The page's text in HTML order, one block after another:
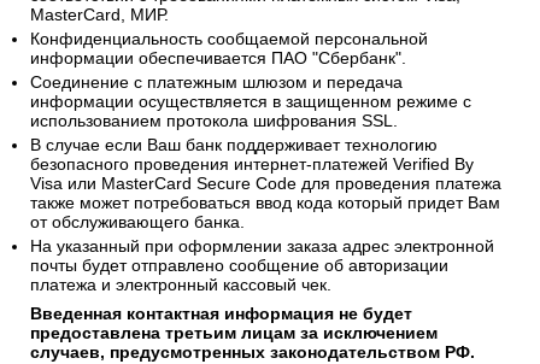
MasterCard, МИР.
Конфиденциальность сообщаемой персональной
информации обеспечивается ПАО "Сбербанк".
Соединение с платежным шлюзом и передача
информации осуществляется в защищенном режиме с
использованием протокола шифрования SSL.
В случае если Ваш банк поддерживает технологию
безопасного проведения интернет-платежей Verified By
Visa или MasterCard Secure Code для проведения платежа
также может потребоваться ввод кода который придет Вам
от обслуживающего банка.
На указанный при оформлении заказа адрес электронной
почты будет отправлено сообщение об авторизации
платежа и электронный кассовый чек.
Введенная контактная информация не будет
предоставлена третьим лицам за исключением
случаев, предусмотренных законодательством РФ.